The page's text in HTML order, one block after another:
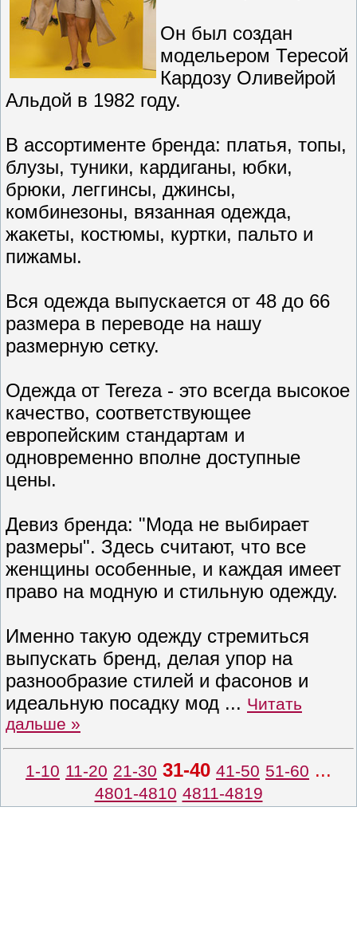
Он был создан
модельером Тересой
Кардозу Оливейрой
Альдой в 1982 году.
В ассортименте бренда: платья, топы,
блузы, туники, кардиганы, юбки,
брюки, леггинсы, джинсы,
комбинезоны, вязанная одежда,
жакеты, костюмы, куртки, пальто и
пижамы.
Вся одежда выпускается от 48 до 66
размера в переводе на нашу
размерную сетку.
Одежда от Tereza - это всегда высокое
качество, соответствующее
европейским стандартам и
одновременно вполне доступные
цены.
Девиз бренда: "Мода не выбирает
размеры". Здесь считают, что все
женщины особенные, и каждая имеет
право на модную и стильную одежду.
Именно такую одежду стремиться
выпускать бренд, делая упор на
разнообразие стилей и фасонов и
идеальную посадку мод ... Читать
дальше »
1-10 11-20 21-30 31-40 41-50 51-60 ...
4801-4810 4811-4819